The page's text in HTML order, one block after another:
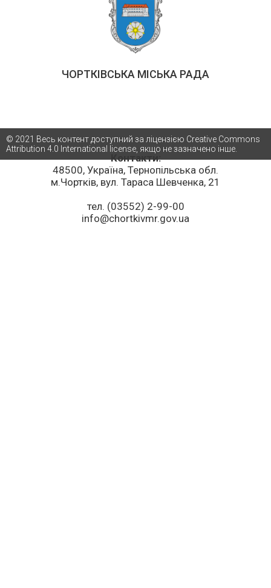
ЧОРТКІВСЬКА МІСЬКА РАДА
Контакти:
48500, Україна, Тернопільська обл.
м.Чортків, вул. Тараса Шевченка, 21
тел. (03552) 2-99-00
info@chortkivmr.gov.ua
© 2021 Весь контент доступний за ліцензією Creative Commons
Attribution 4.0 International license, якщо не зазначено інше.